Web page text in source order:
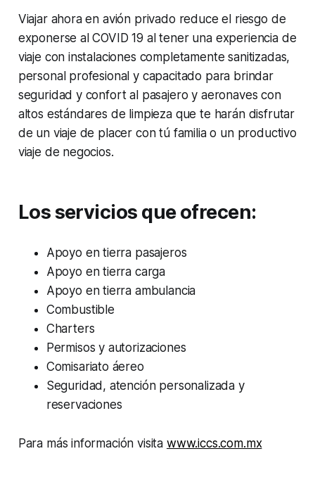
Viajar ahora en avión privado reduce el riesgo de
exponerse al COVID 19 al tener una experiencia de
viaje con instalaciones completamente sanitizadas,
personal profesional y capacitado para brindar
seguridad y confort al pasajero y aeronaves con
altos estándares de limpieza que te harán disfrutar
de un viaje de placer con tú familia o un productivo
viaje de negocios.
Los servicios que ofrecen:
Apoyo en tierra pasajeros
Apoyo en tierra carga
Apoyo en tierra ambulancia
Combustible
Charters
Permisos y autorizaciones
Comisariato áereo
Seguridad, atención personalizada y
reservaciones
Para más información visita www.iccs.com.mx